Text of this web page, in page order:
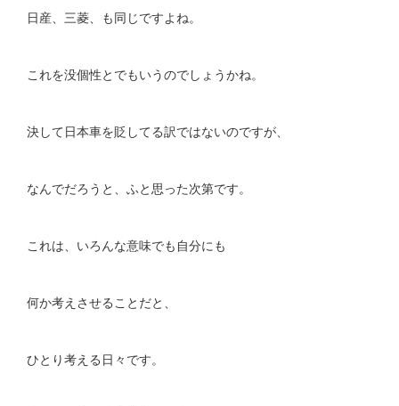
日産、三菱、も同じですよね。
これを没個性とでもいうのでしょうかね。
決して日本車を貶してる訳ではないのですが、
なんでだろうと、ふと思った次第です。
これは、いろんな意味でも自分にも
何か考えさせることだと、
ひとり考える日々です。